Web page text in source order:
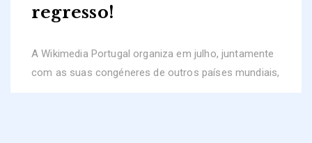
regresso!
A Wikimedia Portugal organiza em julho, juntamente
com as suas congéneres de outros países mundiais,